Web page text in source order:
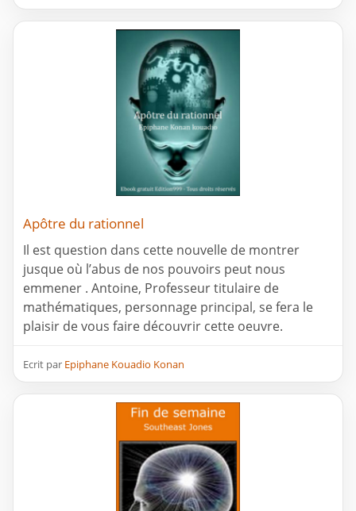
Apôtre du rationnel
Il est question dans cette nouvelle de montrer
jusque où l’abus de nos pouvoirs peut nous
emmener . Antoine, Professeur titulaire de
mathématiques, personnage principal, se fera le
plaisir de vous faire découvrir cette oeuvre.
Ecrit par Epiphane Kouadio Konan